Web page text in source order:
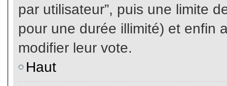
par utilisateur”, puis une limite
pour une durée illimité) et enfin
modifier leur vote.
Haut